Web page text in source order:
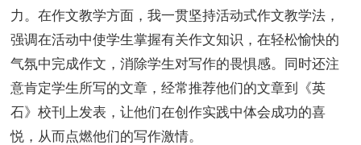
力。在作文教学方面，我一贯坚持活动式作文教学法，
强调在活动中使学生掌握有关作文知识，在轻松愉快的
气氛中完成作文，消除学生对写作的畏惧感。同时还注
意肯定学生所写的文章，经常推荐他们的文章到《英
石》校刊上发表，让他们在创作实践中体会成功的喜
悦，从而点燃他们的写作激情。